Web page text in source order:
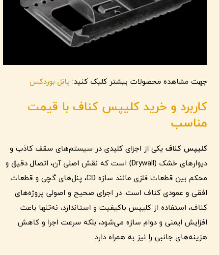
جهت مشاهده محصولات بیشتر کلیک کنید: پانل بوردکس
کاربرد و خرید کلیپس کناف با قیمت
مناسب
کلیپس کناف یکی از اجزای کلیدی در سیستم‌های سقف کاذب و
دیوارهای خشک (Drywall) است که نقش اصلی آن، اتصال دقیق و
محکم بین قطعات فلزی مانند سازه CD، پنل‌های گچی و قطعات
افقی و عمودی کناف است. در اجرای صحیح و اصولی پروژه‌های
کناف، استفاده از کلیپس باکیفیت و استاندارد، نه‌تنها باعث
افزایش ایمنی و دوام سازه می‌شود، بلکه سرعت اجرا و کاهش
هزینه‌های جانبی را نیز به همراه دارد.